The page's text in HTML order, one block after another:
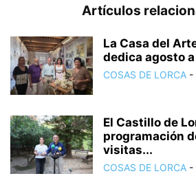
Artículos
La Casa del
dedica agosto
COSAS DE LORCA -
El Castillo de
programación
visitas...
COSAS DE LORCA -